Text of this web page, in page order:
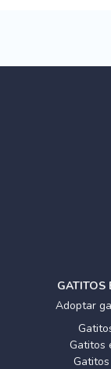
GATITOS
Adoptar
Gatitos